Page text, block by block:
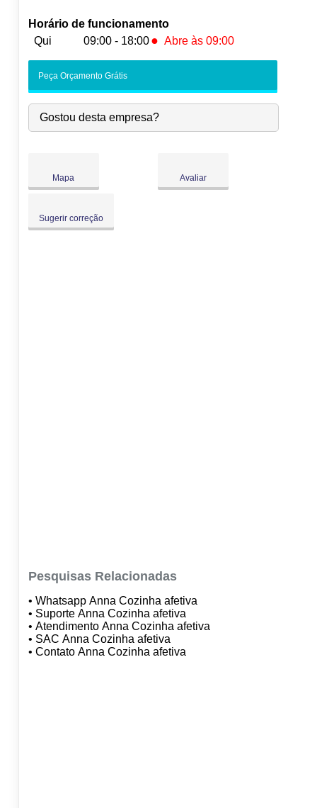
Horário de funcionamento
Qui
09:00 - 18:00 ● Abre às 09:00
-
Qua:
09:00-18:00
Qui:
09:00-18:00 ●
Peça Orçamento Grátis
Gostou desta empresa?
Mapa Avaliar
Sugerir correção
Pesquisas Relacionadas
• Whatsapp Anna Cozinha afetiva
• Suporte Anna Cozinha afetiva
• Atendimento Anna Cozinha afetiva
• SAC Anna Cozinha afetiva
• Contato Anna Cozinha afetiva